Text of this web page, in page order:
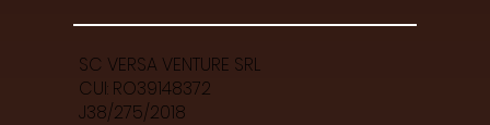
SC VERSA VENTURE SRL
CUI: RO39148372
J38/275/2018